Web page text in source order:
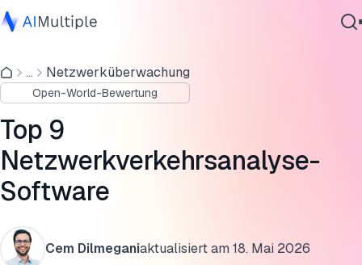
Agentische KI
Cybersicherheit
Daten
Unternehmenssoftware
Dienstleistungen
Kontaktieren
... Netzwerküberwachung
Open-World-Bewertung
Top 9
Netzwerkverkehrsanalyse-
Software
Cem Dilmeganiaktualisiert am 18. Mai 2026
Bewertung der Top 9 Netzwerkverkehrsanalyse-Software
Netzwerkverkehrsanalyse-Software
Bewertung Ihrer Netzwerkanforderungen
Kriterien für die Anbieterauswahl
FAQs